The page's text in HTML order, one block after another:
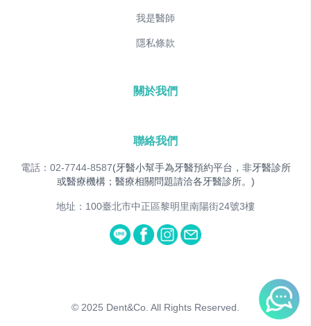
我是醫師
隱私條款
關於我們
聯絡我們
電話：02-7744-8587(牙醫小幫手為牙醫預約平台，非牙醫診所
或醫療機構；醫療相關問題請洽各牙醫診所。)
地址：100臺北市中正區黎明里南陽街24號3樓
© 2025 Dent&Co. All Rights Reserved.